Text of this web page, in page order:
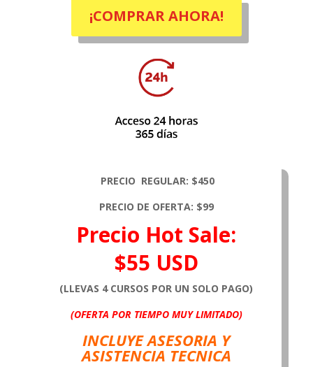
¡COMPRAR AHORA!
PRECIO REGULAR: $450
PRECIO DE OFERTA: $99
Precio Hot Sale:
$55 USD
(LLEVAS 4 CURSOS POR UN SOLO PAGO)
(OFERTA POR TIEMPO MUY LIMITADO)
INCLUYE ASESORIA Y
ASISTENCIA TECNICA